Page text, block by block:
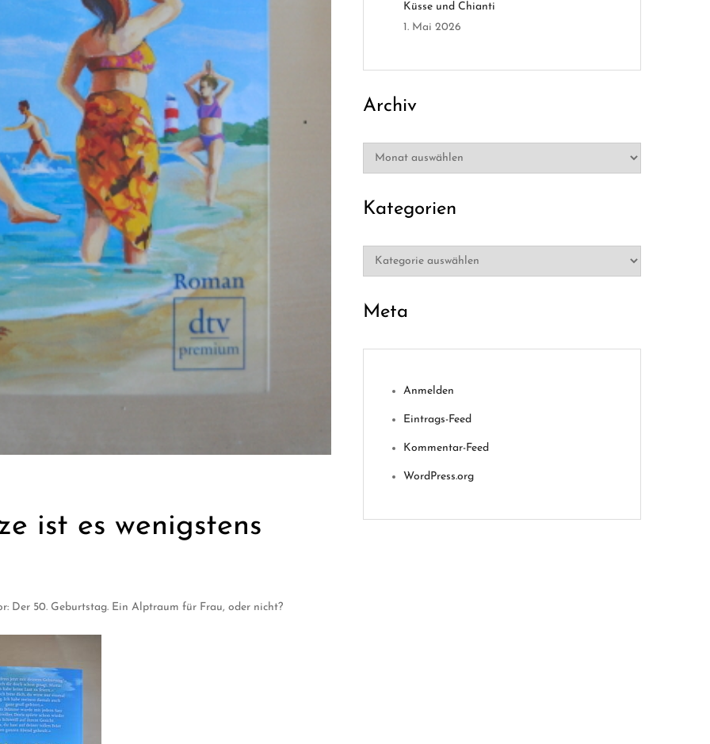
ist es wenigstens
Der 50. Geburtstag. Ein Alptraum für Frau, oder nicht?
Küsse und Chianti
1. Mai 2026
Archiv
Archiv
Kategorien
Kategorien
Meta
Anmelden
Eintrags-Feed
Kommentar-Feed
WordPress.org